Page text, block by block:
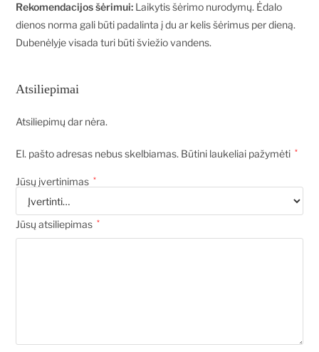
Rekomendacijos šėrimui: Laikytis šėrimo nurodymų. Ėdalo
dienos norma gali būti padalinta į du ar kelis šėrimus per dieną.
Dubenėlyje visada turi būti šviežio vandens.
Atsiliepimai
Atsiliepimų dar nėra.
El. pašto adresas nebus skelbiamas. Būtini laukeliai pažymėti *
Jūsų įvertinimas *
Jūsų atsiliepimas *